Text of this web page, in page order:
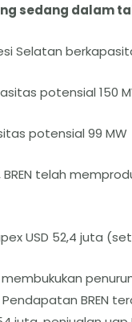
sedang dalam
Selatan
potensial 150
potensial 99 MW
telah
USD 52,4 juta
membukukan
Pendapatan BREN